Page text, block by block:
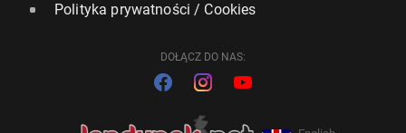
Polityka prywatności / Cookies
DOŁĄCZ DO NAS: